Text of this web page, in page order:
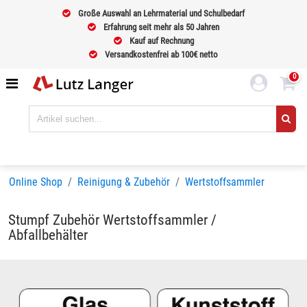
Große Auswahl an Lehrmaterial und Schulbedarf
Erfahrung seit mehr als 50 Jahren
Kauf auf Rechnung
Versandkostenfrei ab 100€ netto
0
Online Shop Reinigung & Zubehör Wertstoffsammler
Stumpf Zubehör Wertstoffsammler /
Abfallbehälter